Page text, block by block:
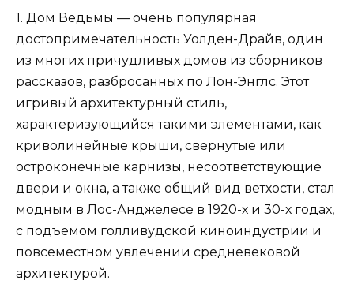
1. Дом Ведьмы — очень популярная
достопримечательность Уолден-Драйв, один
из многих причудливых домов из сборников
рассказов, разбросанных по Лон-Энглс. Этот
игривый архитектурный стиль,
характеризующийся такими элементами, как
криволинейные крыши, свернутые или
остроконечные карнизы, несоответствующие
двери и окна, а также общий вид ветхости, стал
модным в Лос-Анджелесе в 1920-х и 30-х годах,
с подъемом голливудской киноиндустрии и
повсеместном увлечении средневековой
архитектурой.